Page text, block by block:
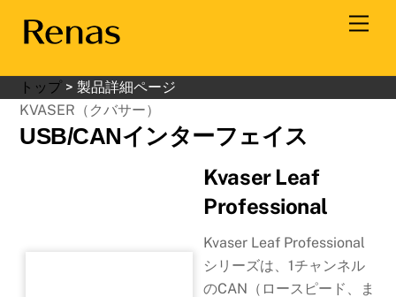
トップ >製品詳細ページ
KVASER（クバサー）
USB/CANインターフェイス
Kvaser Leaf
Professional
Kvaser Leaf Professional
シリーズは、1チャンネル
のCAN（ロースピード、ま